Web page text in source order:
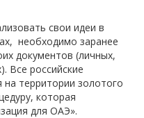
свои идеи в
необходимо заранее
документов (личных,
Все российские
на территории золотого
которая
для ОАЭ».